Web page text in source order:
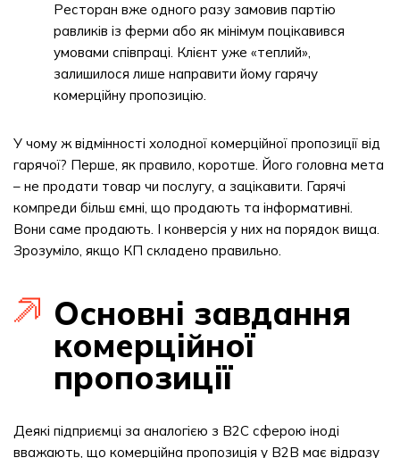
Ресторан вже одного разу замовив партію
равликів із ферми або як мінімум поцікавився
умовами співпраці. Клієнт уже «теплий»,
залишилося лише направити йому гарячу
комерційну пропозицію.
У чому ж відмінності холодної комерційної пропозиції від
гарячої? Перше, як правило, коротше. Його головна мета
– не продати товар чи послугу, а зацікавити. Гарячі
компреди більш ємні, що продають та інформативні.
Вони саме продають. І конверсія у них на порядок вища.
Зрозуміло, якщо КП складено правильно.
Основні завдання
комерційної
пропозиції
Деякі підприємці за аналогією з В2С сферою іноді
вважають, що комерційна пропозиція у В2В має відразу